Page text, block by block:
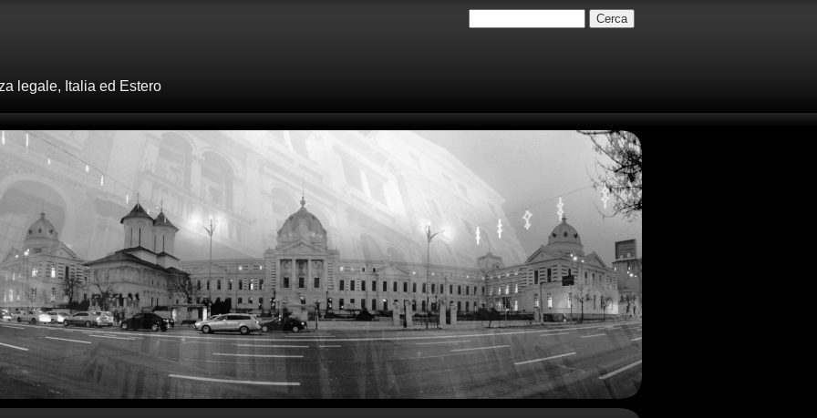
legale, Italia ed Estero